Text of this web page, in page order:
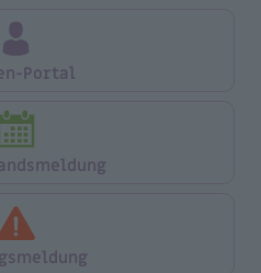
denken!
profitieren können,
Energie-Experten.
Portal